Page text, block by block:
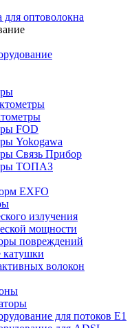
для оптоволокна
FOD
Yokogawa
Связь Прибор
ТОПАЗ
EXFO
излучения
мощности
повреждений
волокон
для потоков Е1